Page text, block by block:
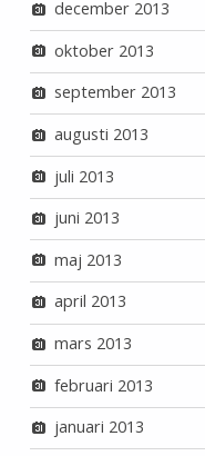
december 2013
oktober 2013
september 2013
augusti 2013
juli 2013
juni 2013
maj 2013
april 2013
mars 2013
februari 2013
januari 2013